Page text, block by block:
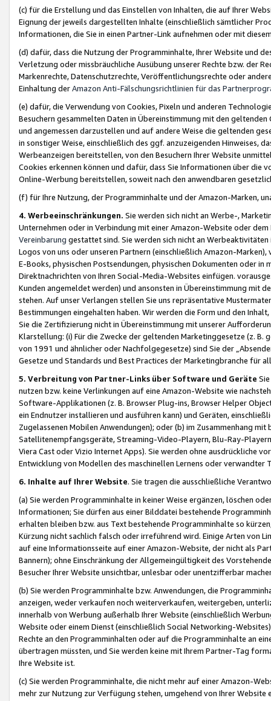
(c) für die Erstellung und das Einstellen von Inhalten, die auf Ihrer
Eignung der jeweils dargestellten Inhalte (einschließlich sämtlicher
Informationen, die Sie in einen Partner-Link aufnehmen oder mit
(d) dafür, dass die Nutzung der Programminhalte, Ihrer Website und
Verletzung oder missbräuchliche Ausübung unserer Rechte bzw. der
Markenrechte, Datenschutzrechte, Veröffentlichungsrechte oder
Einhaltung derAmazon Anti-Fälschungsrichtlinien für das
(e) dafür, die Verwendung von Cookies, Pixeln und anderen
Besuchern gesammelten Daten in Übereinstimmung mit den
und angemessen darzustellen und auf andere Weise die geltenden
in sonstiger Weise, einschließlich des ggf. anzuzeigenden Hinweises,
Werbeanzeigen bereitstellen, von den Besuchern Ihrer Website
Cookies erkennen können und dafür, dass Sie Informationen über die
Online-Werbung bereitstellen, soweit nach den anwendbaren
(f) für Ihre Nutzung, der Programminhalte und der Amazon-Marken,
4. Werbeeinschränkungen. Sie werden sich nicht an Werbe-,
Unternehmen oder in Verbindung mit einer Amazon-Website oder
Vereinbarung gestattet sind. Sie werden sich nicht an
Logos von uns oder unseren Partnern (einschließlich Amazon-
E-Books, physischen Postsendungen, physischen Dokumenten oder in
Direktnachrichten von Ihren Social-Media-Websites einfügen.
Kunden angemeldet werden) und ansonsten in Übereinstimmung mit
stehen. Auf unser Verlangen stellen Sie uns repräsentative
Bestimmungen eingehalten haben. Wir werden die Form und den
Sie die Zertifizierung nicht in Übereinstimmung mit unserer
Klarstellung: (i) Für die Zwecke der geltenden Marketinggesetze (z. B.
von 1991 und ähnlicher oder Nachfolgegesetze) sind Sie der
Gesetze und Standards und Best Practices der Marketingbranche für
5. Verbreitung von Partner-Links über Software und Geräte
nutzen bzw. keine Verlinkungen auf eine Amazon-Website wie
Software-Applikationen (z. B. Browser Plug-ins, Browser Helper
ein Endnutzer installieren und ausführen kann) und Geräten,
Zugelassenen Mobilen Anwendungen); oder (b) im Zusammenhang
Satellitenempfangsgeräte, Streaming-Video-Playern, Blu-Ray-
Viera Cast oder Vizio Internet Apps). Sie werden ohne ausdrückliche
Entwicklung von Modellen des maschinellen Lernens oder
6. Inhalte auf Ihrer Website. Sie tragen die ausschließliche
(a) Sie werden Programminhalte in keiner Weise ergänzen, löschen
Informationen; Sie dürfen aus einer Bilddatei bestehende
erhalten bleiben bzw. aus Text bestehende Programminhalte so
Kürzung nicht sachlich falsch oder irreführend wird. Einige Arten von
auf eine Informationsseite auf einer Amazon-Website, der nicht als
Bannern); ohne Einschränkung der Allgemeingültigkeit des
Besucher Ihrer Website unsichtbar, unlesbar oder unentzifferbar
(b) Sie werden Programminhalte bzw. Anwendungen, die
anzeigen, weder verkaufen noch weiterverkaufen, weitergeben,
innerhalb von Werbung außerhalb Ihrer Website (einschließlich
Website oder einem Dienst (einschließlich Social Networking-
Rechte an den Programminhalten oder auf die Programminhalte an
übertragen müssten, und Sie werden keine mit Ihrem Partner-Tag
Ihre Website ist.
(c) Sie werden Programminhalte, die nicht mehr auf einer Amazon-
mehr zur Nutzung zur Verfügung stehen, umgehend von Ihrer